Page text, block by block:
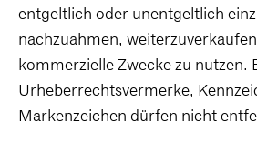
entgeltlich oder unentgeltlich
nachzuahmen,
kommerzielle Zwecke zu nutzen.
Urheberrechtsvermerke,
Markenzeichen dürfen nicht